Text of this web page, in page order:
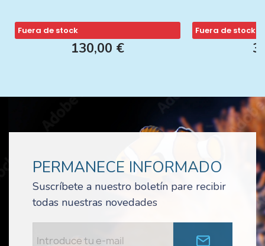
Fuera de stock
130,00 €
Fuera de stock
PERMANECE INFORMADO
Suscríbete a nuestro boletín pare recibir
todas nuestras novedades